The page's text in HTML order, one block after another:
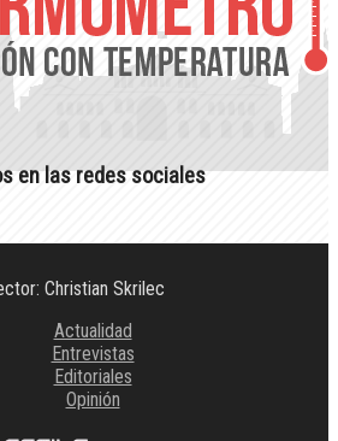
en las redes sociales
Christian Skrilec
Actualidad
Entrevistas
Editoriales
Opinión